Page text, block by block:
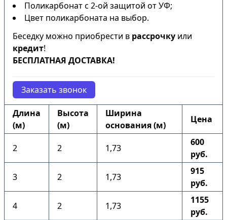
Поликарбонат с 2-ой защитой от УФ;
Цвет поликарбоната на выбор.
Беседку можно приобрести в рассрочку или
кредит!
БЕСПЛАТНАЯ ДОСТАВКА!
Заказать звонок
Длина
(м)
Высота
(м)
Ширина
основания (м)
Цена
2 2 1,73
600
руб.
3 2 1,73
915
руб.
4 2 1,73
1155
руб.